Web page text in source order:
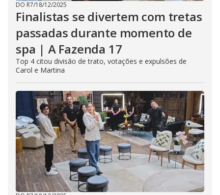
DO R7/18/12/2025
Finalistas se divertem com tretas
passadas durante momento de
spa | A Fazenda 17
Top 4 citou divisão de trato, votações e expulsões de
Carol e Martina